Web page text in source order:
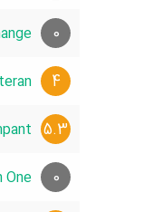
0
4
5.3
0
One